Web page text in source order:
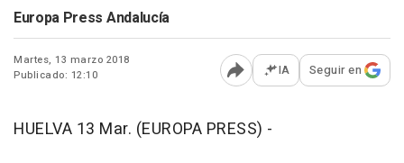
Europa Press Andalucía
Martes, 13 marzo 2018
Publicado: 12:10
Abrir opciones para
IA Seguir en
HUELVA 13 Mar. (EUROPA PRESS) -